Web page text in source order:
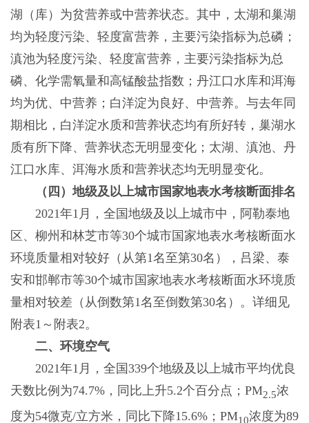
湖（库）为贫营养或中营养状态。其中，太湖和巢湖
均为轻度污染、轻度富营养，主要污染指标为总磷；
滇池为轻度污染、轻度富营养，主要污染指标为总
磷、化学需氧量和高锰酸盐指数；丹江口水库和洱海
均为优、中营养；白洋淀为良好、中营养。与去年同
期相比，白洋淀水质和营养状态均有所好转，巢湖水
质有所下降、营养状态无明显变化；太湖、滇池、丹
江口水库、洱海水质和营养状态均无明显变化。
（四）地级及以上城市国家地表水考核断面排名
2021年1月，全国地级及以上城市中，阿勒泰地
区、柳州和林芝市等30个城市国家地表水考核断面水
环境质量相对较好（从第1名至第30名），吕梁、泰
安和邯郸市等30个城市国家地表水考核断面水环境质
量相对较差（从倒数第1名至倒数第30名）。详细见
附表1～附表2。
二、环境空气
2021年1月，全国339个地级及以上城市平均优良
天数比例为74.7%，同比上升5.2个百分点；PM2.5浓
度为54微克/立方米，同比下降15.6%；PM10浓度为89